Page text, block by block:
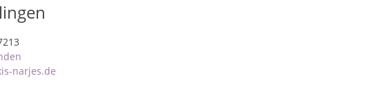
narjes.de